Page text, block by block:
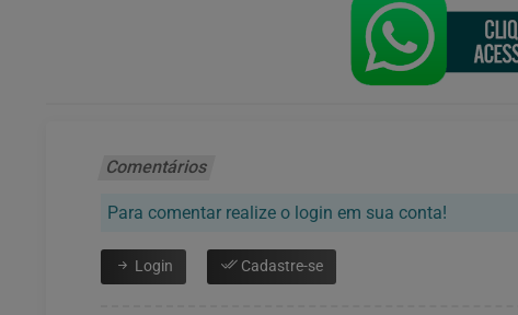
Comentários
Para comentar realize o login em sua conta!
Login Cadastre-se